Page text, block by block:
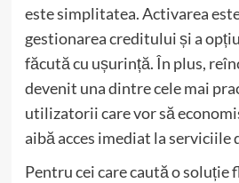
este simplitatea. Activarea
gestionarea creditului și a
făcută cu ușurință. În plus,
devenit una dintre cele mai
utilizatorii care vor să
aibă acces imediat la serviciile
Pentru cei care caută o soluție